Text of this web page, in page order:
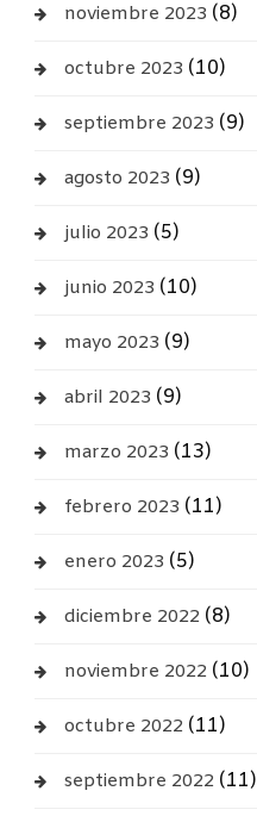
noviembre 2023 (8)
octubre 2023 (10)
septiembre 2023 (9)
agosto 2023 (9)
julio 2023 (5)
junio 2023 (10)
mayo 2023 (9)
abril 2023 (9)
marzo 2023 (13)
febrero 2023 (11)
enero 2023 (5)
diciembre 2022 (8)
noviembre 2022 (10)
octubre 2022 (11)
septiembre 2022 (11)